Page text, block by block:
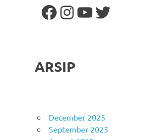
Facebook
Instagram
YouTube
Twitter
ARSIP
December 2025
September 2025